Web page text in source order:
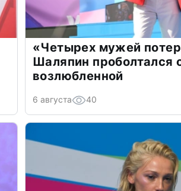
«Четырех мужей
Шаляпин проболтался
возлюбленной
6 августа 40